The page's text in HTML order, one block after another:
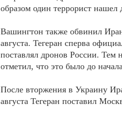
образом один террорист нашел
Вашингтон также обвинил
августа. Тегеран сперва
поставлял дронов России.
отметил, что это было до
После вторжения в Украину
августа Тегеран поставил